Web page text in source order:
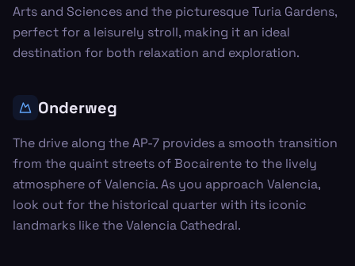
Arts and Sciences and the picturesque Turia Gardens,
perfect for a leisurely stroll, making it an ideal
destination for both relaxation and exploration.
Onderweg
The drive along the AP-7 provides a smooth transition
from the quaint streets of Bocairente to the lively
atmosphere of Valencia. As you approach Valencia,
look out for the historical quarter with its iconic
landmarks like the Valencia Cathedral.